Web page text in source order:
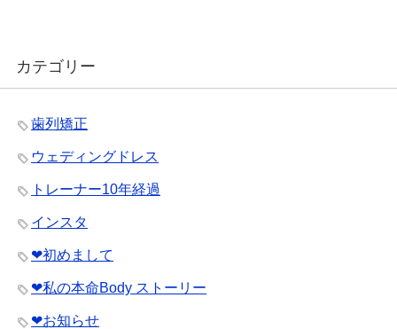
カテゴリー
歯列矯正
ウェディングドレス
トレーナー10年経過
インスタ
❤︎初めまして
❤︎私の本命Body ストーリー
❤︎お知らせ